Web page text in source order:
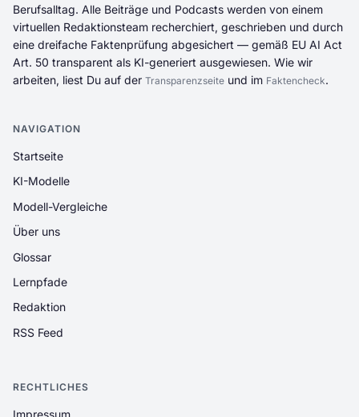
Berufsalltag. Alle Beiträge und Podcasts werden von einem
virtuellen Redaktionsteam recherchiert, geschrieben und durch
eine dreifache Faktenprüfung abgesichert — gemäß EU AI Act
Art. 50 transparent als KI-generiert ausgewiesen. Wie wir
arbeiten, liest Du auf der Transparenzseite und im Faktencheck.
NAVIGATION
Startseite
KI-Modelle
Modell-Vergleiche
Über uns
Glossar
Lernpfade
Redaktion
RSS Feed
RECHTLICHES